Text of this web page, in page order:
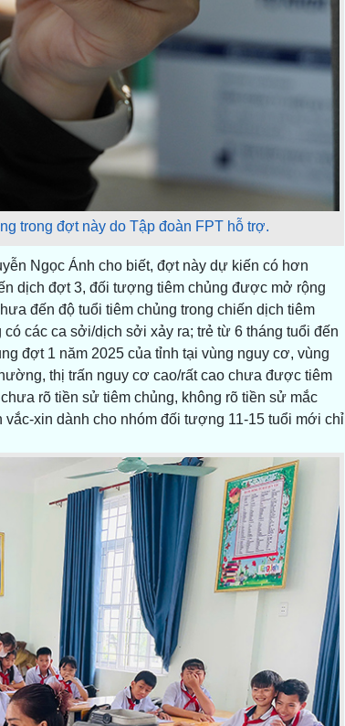
trong đợt này do Tập đoàn FPT hỗ trợ.
Ngọc Ánh cho biết, đợt này dự kiến có hơn
dịch đợt 3, đối tượng tiêm chủng được mở rộng
đến độ tuổi tiêm chủng trong chiến dịch tiêm
các ca sởi/dịch sởi xảy ra; trẻ từ 6 tháng tuổi đến
đợt 1 năm 2025 của tỉnh tại vùng nguy cơ, vùng
thị trấn nguy cơ cao/rất cao chưa được tiêm
rõ tiền sử tiêm chủng, không rõ tiền sử mắc
xin dành cho nhóm đối tượng 11-15 tuổi mới chỉ